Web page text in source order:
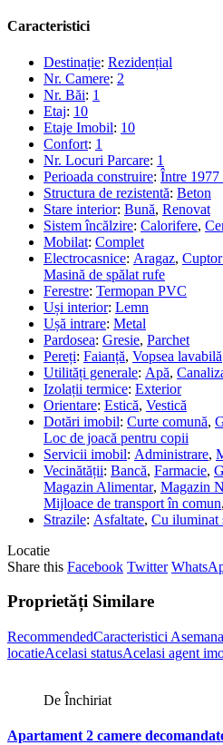
Caracteristici
Destinație: Rezidențial
Nr. Camere: 2
Nr. Băi: 1
Etaj: 10
Etaje Imobil: 10
Confort: 1
Nr. Locuri Parcare: 1
Perioada construire: Între 1977
Structura de rezistentă: Beton
Stare interior: Bună, Renovat
Sistem încălzire: Calorifere,
Mobilat: Complet
Electrocasnice: Aragaz,
Masină de spălat rufe
Ferestre: Termopan PVC
Uși interior: Lemn
Ușă intrare: Metal
Pardosea: Gresie, Parchet
Pereți: Faianță, Vopsea lavabilă
Utilități generale: Apă,
Izolații termice: Exterior
Orientare: Estică, Vestică
Dotări imobil: Curte comună,
Loc de joacă pentru copii
Servicii imobil: Administrare,
Vecinătății: Bancă, Farmacie,
Magazin Alimentar, Magazin
Mijloace de transport în comun,
Strazile: Asfaltate, Cu iluminat
Locatie
Share this Facebook Twitter
Proprietăți Similare
RecommendedCaracteristici
locatieAcelasi statusAcelasi agent
De Închiriat
Apartament 2 camere